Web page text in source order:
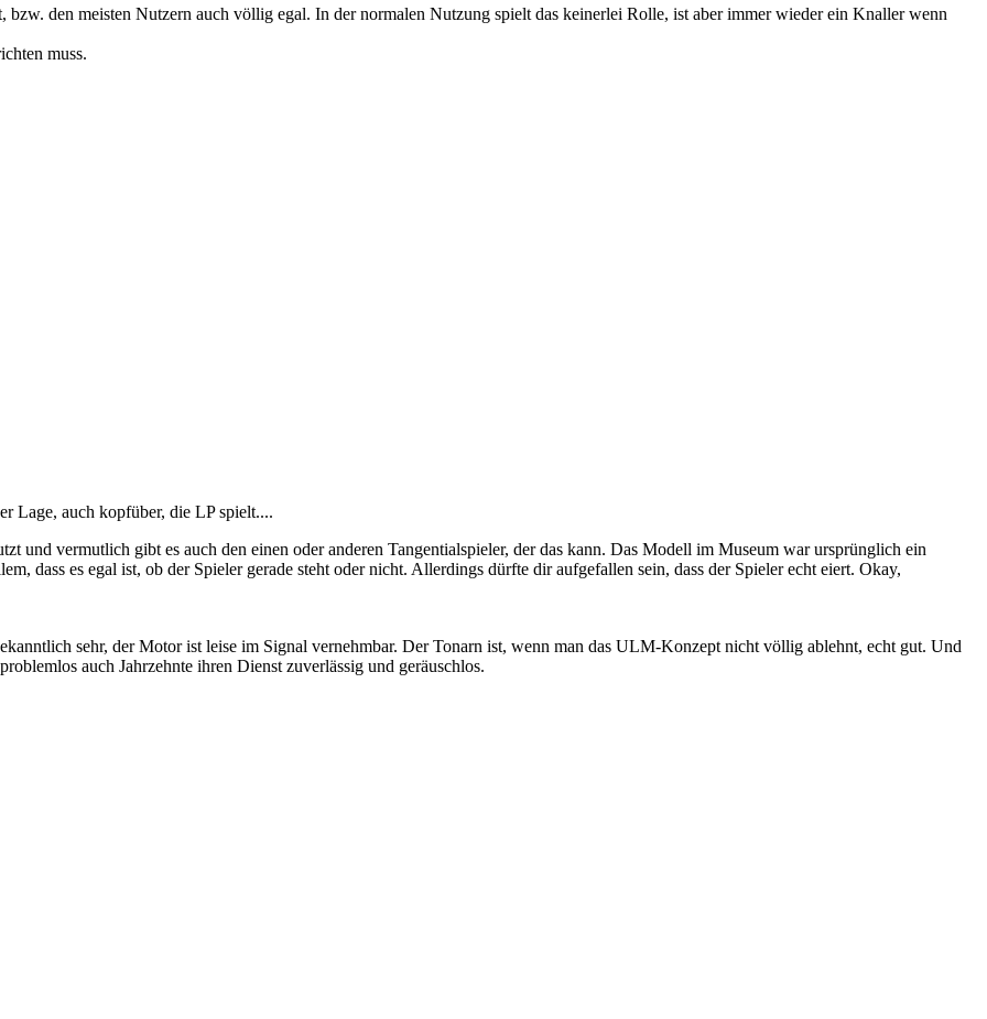
bzw. den meisten Nutzern auch völlig egal. In der normalen Nutzung spielt das keinerlei Rolle, ist aber immer wieder ein Knaller wenn
muss.
Lage, auch kopfüber, die LP spielt....
und vermutlich gibt es auch den einen oder anderen Tangentialspieler, der das kann. Das Modell im Museum war ursprünglich ein
dass es egal ist, ob der Spieler gerade steht oder nicht. Allerdings dürfte dir aufgefallen sein, dass der Spieler echt eiert. Okay,
sehr, der Motor ist leise im Signal vernehmbar. Der Tonarn ist, wenn man das ULM-Konzept nicht völlig ablehnt, echt gut. Und
auch Jahrzehnte ihren Dienst zuverlässig und geräuschlos.